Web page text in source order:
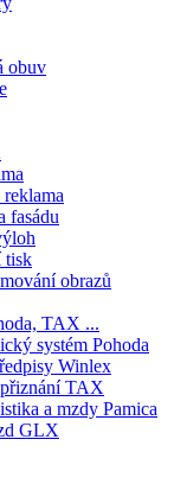
obuv
reklama
fasádu
tisk
obrazů
TAX ...
systém Pohoda
Winlex
TAX
a mzdy Pamica
GLX